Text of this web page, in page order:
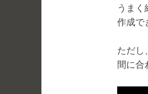
うま
作成で
ただし
間に合